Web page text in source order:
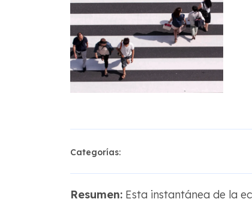
Categorías:
Resumen:Esta instantánea de la